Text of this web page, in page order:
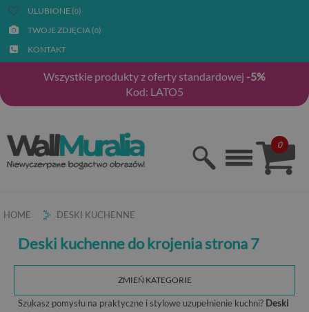
ULUBIONE (0)
TWOJE ZDJĘCIA (0)
KONTAKT
Wszystkie produkty z oferty standardowej -5%
Kod: LATO5
0
HOME DESKI KUCHENNE
Deski kuchenne do krojenia strona 7
ZMIEŃ KATEGORIE
Szukasz pomysłu na praktyczne i stylowe uzupełnienie kuchni? Deski